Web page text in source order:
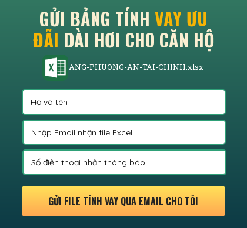
NHÀ HÀNG 5 SAO
GỬI FILE TÍNH VAY QUA EMAIL CHO TÔI
BANG-PHUONG-AN-TAI-CHINH.xlsx
GỬI BẢNG TÍNH VAY ƯU
ĐÃI DÀI HƠI CHO CĂN HỘ